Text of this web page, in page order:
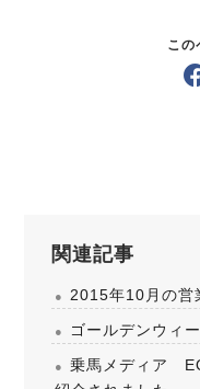
この
関連記事
2015年10月の営
ゴールデンウィ
乗馬メディア